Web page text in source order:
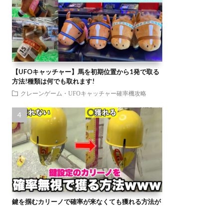
【UFOキャッチャー】馬を初期位置から1発で取る
方法!種類は何でも取れます!
クレーンゲーム・UFOキャッチャー確率機攻略
鍵を掴むカリーノで確率が来なくても獲れる方法が